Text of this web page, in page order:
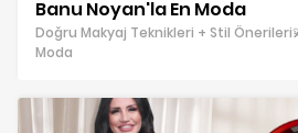
Banu Noyan'la En Moda
Doğru Makyaj Teknikleri + Stil
Moda